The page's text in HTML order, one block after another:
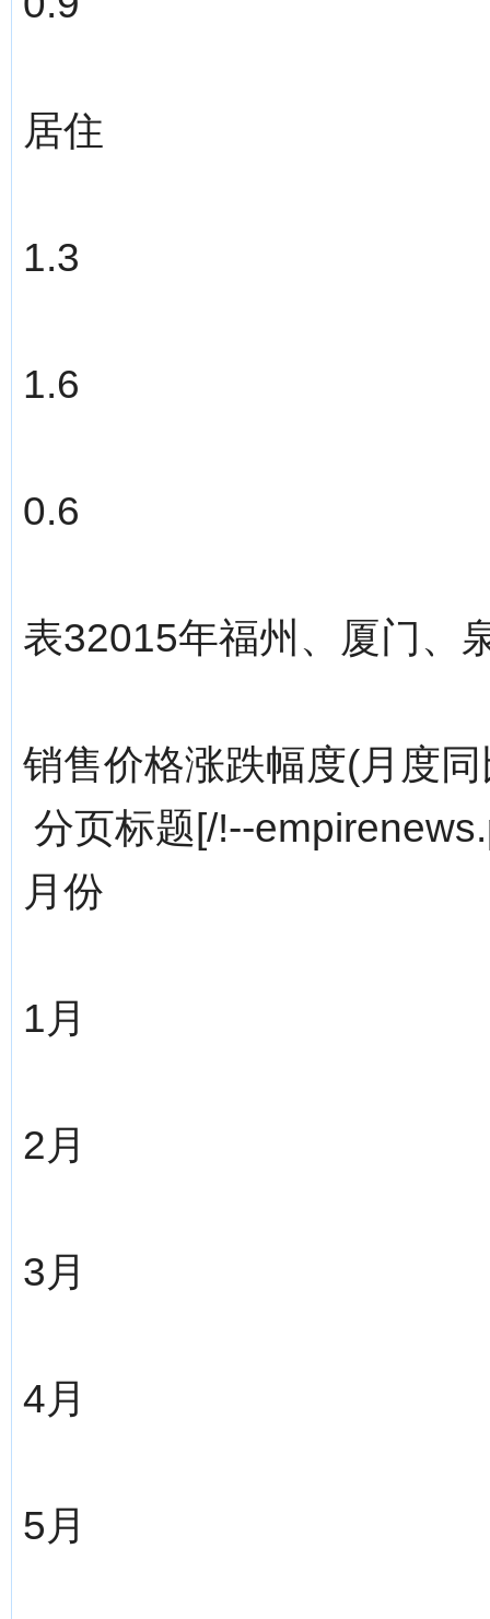
居住
1.3
1.6
0.6
表32015年福州、厦门、
销售价格涨跌幅度(月度
分页标题[/!--
月份
1月
2月
3月
4月
5月